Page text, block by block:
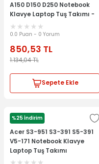
A150 D150 D250 Notebook
Klavye Laptop Tuş Takımı -
Siyah
0.0 Puan - 0 Yorum
850,53 TL
1.134,04TL
Sepete Ekle
%25 İndirim
ACER
Acer S3-951 S3-391 S5-391
V5-171 Notebook Klavye
Laptop Tuş Takımı